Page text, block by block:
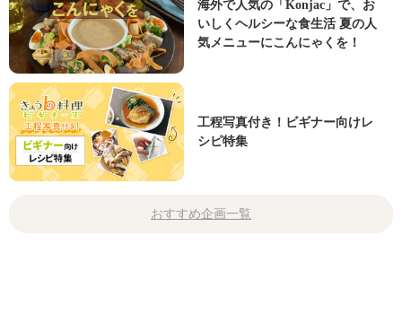
海外で人気の「Konjac」で、お
いしくヘルシーな食生活 夏の人
気メニューにこんにゃくを！
工程写真付き！ビギナー向けレ
シピ特集
おすすめ企画一覧